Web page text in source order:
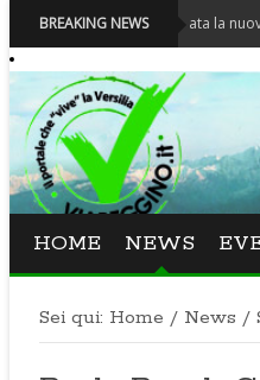
BREAKING NEWS
Carnevale - Nominata la nuova
HOME NEWS
Sei qui: Home / News /